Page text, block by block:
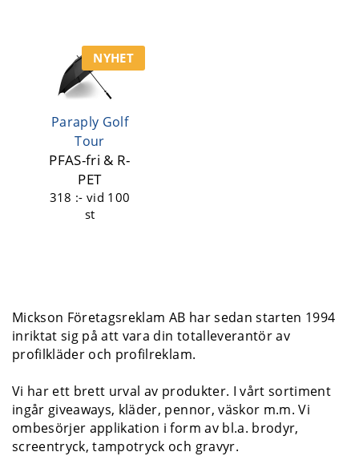
NYHET
Paraply Golf
Tour
PFAS-fri & R-
PET
318 :- vid 100
st
Mickson Företagsreklam AB har sedan starten 1994
inriktat sig på att vara din totalleverantör av
profilkläder och profilreklam.
Vi har ett brett urval av produkter. I vårt sortiment
ingår giveaways, kläder, pennor, väskor m.m. Vi
ombesörjer applikation i form av bl.a. brodyr,
screentryck, tampotryck och gravyr.